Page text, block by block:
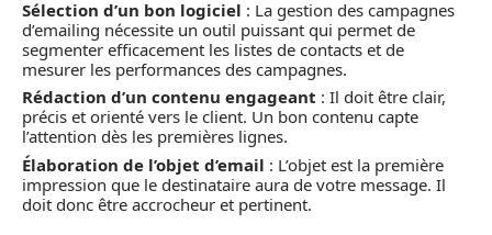
Sélection d’un bon logiciel : La gestion des campagnes
d’emailing nécessite un outil puissant qui permet de
segmenter efficacement les listes de contacts et de
mesurer les performances des campagnes.
Rédaction d’un contenu engageant : Il doit être clair,
précis et orienté vers le client. Un bon contenu capte
l’attention dès les premières lignes.
Élaboration de l’objet d’email : L’objet est la première
impression que le destinataire aura de votre message. Il
doit donc être accrocheur et pertinent.